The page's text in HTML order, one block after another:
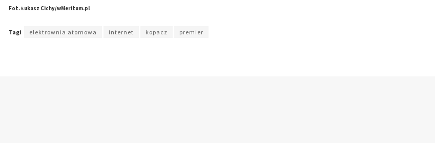
Fot. Łukasz Cichy/wMeritum.pl
Tagi elektrownia atomowa internet kopacz premier